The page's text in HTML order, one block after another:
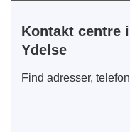
Kontakt centre
Ydelse
Find adresser,